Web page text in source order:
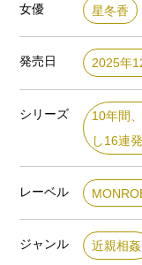
女優 星冬香
発売日 2025年
シリーズ
10年間
し16連
レーベル
ジャンル 近親相姦